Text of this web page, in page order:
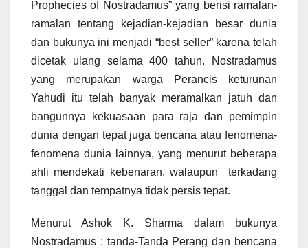
Prophecies of Nostradamus” yang berisi ramalan-
ramalan tentang kejadian-kejadian besar dunia
dan bukunya ini menjadi “best seller” karena telah
dicetak ulang selama 400 tahun. Nostradamus
yang merupakan warga Perancis keturunan
Yahudi itu telah banyak meramalkan jatuh dan
bangunnya kekuasaan para raja dan pemimpin
dunia dengan tepat juga bencana atau fenomena-
fenomena dunia lainnya, yang menurut beberapa
ahli mendekati kebenaran, walaupun terkadang
tanggal dan tempatnya tidak persis tepat.
Menurut Ashok K. Sharma dalam bukunya
Nostradamus : tanda-Tanda Perang dan bencana